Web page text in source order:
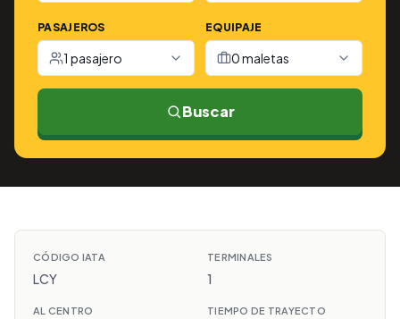
PASAJEROS
1 pasajero
EQUIPAJE
0 maletas
Buscar
CÓDIGO IATA
LCY
TERMINALES
1
AL CENTRO TIEMPO DE TRAYECTO